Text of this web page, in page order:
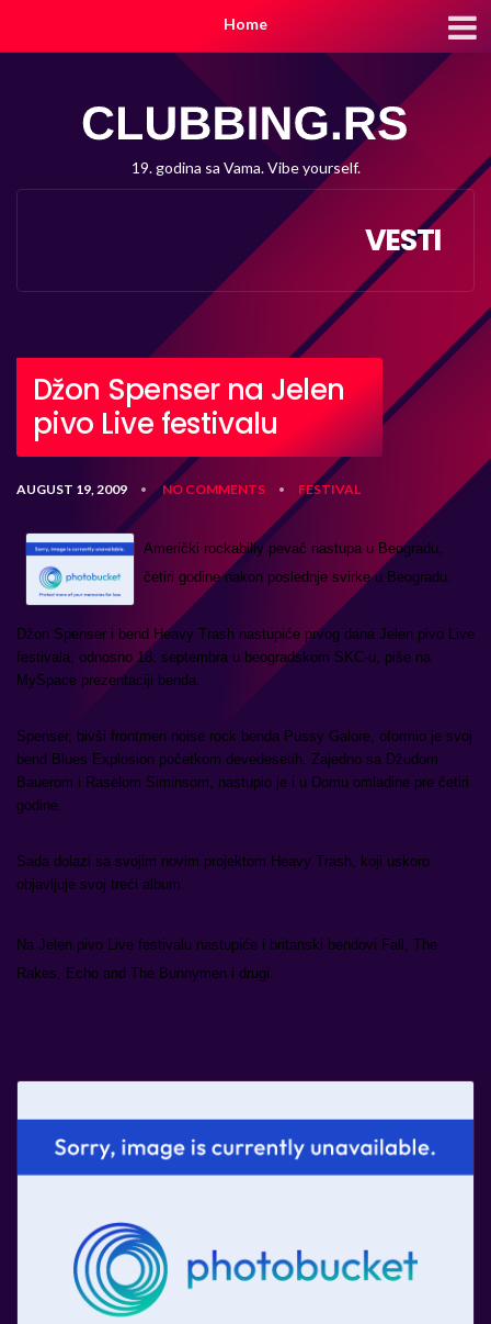
Home
19. godina sa Vama. Vibe yourself.
VESTI
Džon Spenser na Jelen
pivo Live festivalu
AUGUST 19, 2009 • NO COMMENTS • FESTIVAL
Američki rockabilly pevač nastupa u Beogradu,
četiri godine nakon poslednje svirke u Beogradu.
Džon Spenser i bend Heavy Trash nastupiće prvog dana Jelen pivo Live
festivala, odnosno 18. septembra u beogradskom SKC-u, piše na
MySpace prezentaciji benda.
Spenser, bivši frontmen noise rock benda Pussy Galore, oformio je svoj
bend Blues Explosion početkom devedesetih. Zajedno sa Džudom
Bauerom i Raselom Siminsom, nastupio je i u Domu omladine pre četiri
godine.
Sada dolazi sa svojim novim projektom Heavy Trash, koji uskoro
objavljuje svoj treći album.
Na Jelen pivo Live festivalu nastupiće i britanski bendovi Fall, The
Rakes, Echo and The Bunnymen i drugi.